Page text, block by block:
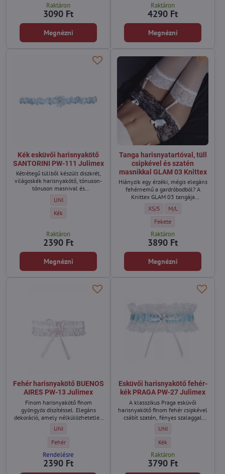
Raktáron
3090 Ft
Megnézni
Raktáron
4290 Ft
Megnézni
Kék esküvői harisnyakötő
SANTORINI PW-111 Julimex
Kétrétegű tüllből készült diszkrét,
világoskék harisnyakötő, tónuson-
tónuson masnival és
rész szilikoncsíkkal van ellátva,
amely megakadályozza, hogy
Kék esküvői harisnyakötő SANTORINI PW-111 Julimex - Méret:
UNI
Kék esküvői harisnyakötő SANTORINI PW-111 Julimex - Szín:
Kék
Raktáron
2390 Ft
Megnézni
Tanga harisnyatartóval, tüll
csipkével és szatén
masnikkal GLAM 03 Knittex
Hiányzik egy érzéki, mégis elegáns
fehérnemű a gardróbodból? A
Knittex GLAM 03 tangája
azoknak a nőknek, akik ki
szeretnék emelni nőiességüket –
különleges alkalmakon.
Tanga harisnyatartóval, tüll
XS/S Tanga
M/L
Tanga harisnyatartóval,
Fekete
Raktáron
3890 Ft
Megnézni
Fehér harisnyakötő BUENOS
AIRES PW-13 Julimex
Finom harisnyakötő finom
gyöngyös díszítéssel. Elegáns
dekoráció, amely nélkülözhetetlen
esküvői kellék. Mit jelképez a fehér
esküvői harisnyakötő?
Fehér harisnyakötő BUENOS AIRES PW-13 Julimex - Méret:
UNI
Fehér harisnyakötő BUENOS AIRES PW-13 Julimex - Szín:
Fehér
Rendelésre
2390 Ft
Esküvői harisnyakötő fehér-
kék PRAGA PW-27 Julimex
A klasszikus Praga esküvői
harisnyakötő finom fehér csipkével
csábít szatén, fényes szalaggal
kombinálva.
Esküvői harisnyakötő
UNI
Esküvői harisnyakötő
Kék
Raktáron
3790 Ft